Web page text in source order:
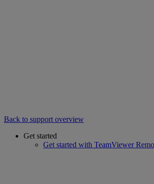
Back to support overview
Get started
Get started with TeamViewer